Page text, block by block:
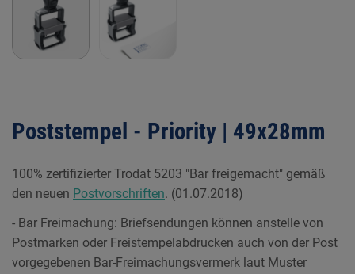
Poststempel - Priority | 49x28mm
100% zertifizierter Trodat 5203 "Bar freigemacht" gemäß
den neuen Postvorschriften. (01.07.2018)
- Bar Freimachung: Briefsendungen können anstelle von
Postmarken oder Freistempelabdrucken auch von der Post
vorgegebenen Bar-Freimachungsvermerk laut Muster